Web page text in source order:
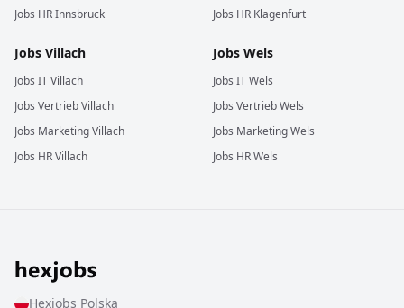
Jobs HRInnsbruck
Jobs HR Klagenfurt
Jobs Villach
Jobs ITVillach
Jobs VertriebVillach
Jobs MarketingVillach
Jobs HRVillach
Jobs Wels
Jobs ITWels
Jobs VertriebWels
Jobs MarketingWels
Jobs HRWels
Hexjobs Polska